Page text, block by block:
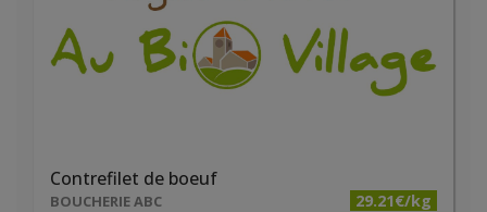
Contrefilet de boeuf
BOUCHERIE ABC 29.21€/kg